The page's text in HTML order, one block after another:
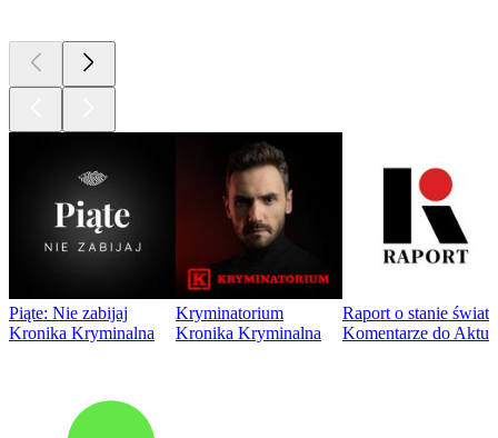
Piąte: Nie zabijaj
Kronika Kryminalna
Kryminatorium
Kronika Kryminalna
Raport o stanie
Komentarze do